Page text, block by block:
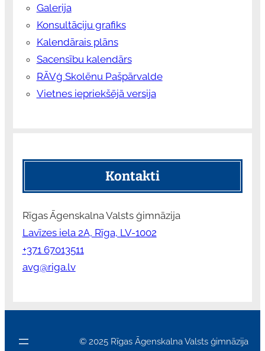
Galerija
Konsultāciju grafiks
Kalendārais plāns
Sacensību kalendārs
RĀVģ Skolēnu Pašpārvalde
Vietnes iepriekšējā versija
Kontakti
Rīgas Āgenskalna Valsts ģimnāzija
Lavīzes iela 2A, Rīga, LV-1002
+371 67013511
avg@riga.lv
© 2025 Rīgas Āgenskalna Valsts ģimnāzija